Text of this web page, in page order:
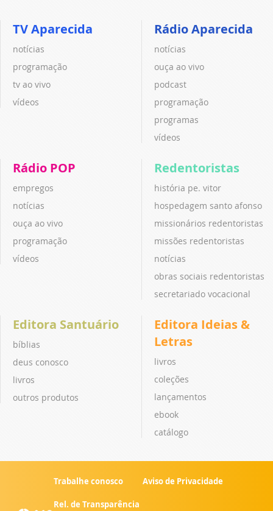
TV Aparecida
notícias
programação
tv ao vivo
vídeos
Rádio Aparecida
notícias
ouça ao vivo
podcast
programação
programas
vídeos
Rádio POP
empregos
notícias
ouça ao vivo
programação
vídeos
Redentoristas
história pe. vitor
hospedagem santo afonso
missionários redentoristas
missões redentoristas
notícias
obras sociais redentoristas
secretariado vocacional
Editora Santuário
bíblias
deus conosco
livros
outros produtos
Editora Ideias &
Letras
livros
coleções
lançamentos
ebook
catálogo
Trabalhe conosco Aviso de Privacidade
Rel. de Transparência